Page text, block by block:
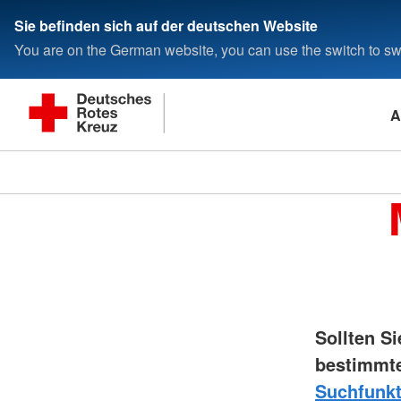
Sie befinden sich auf der deutschen Website
You are on the German website, you can use the switch to
Sollten